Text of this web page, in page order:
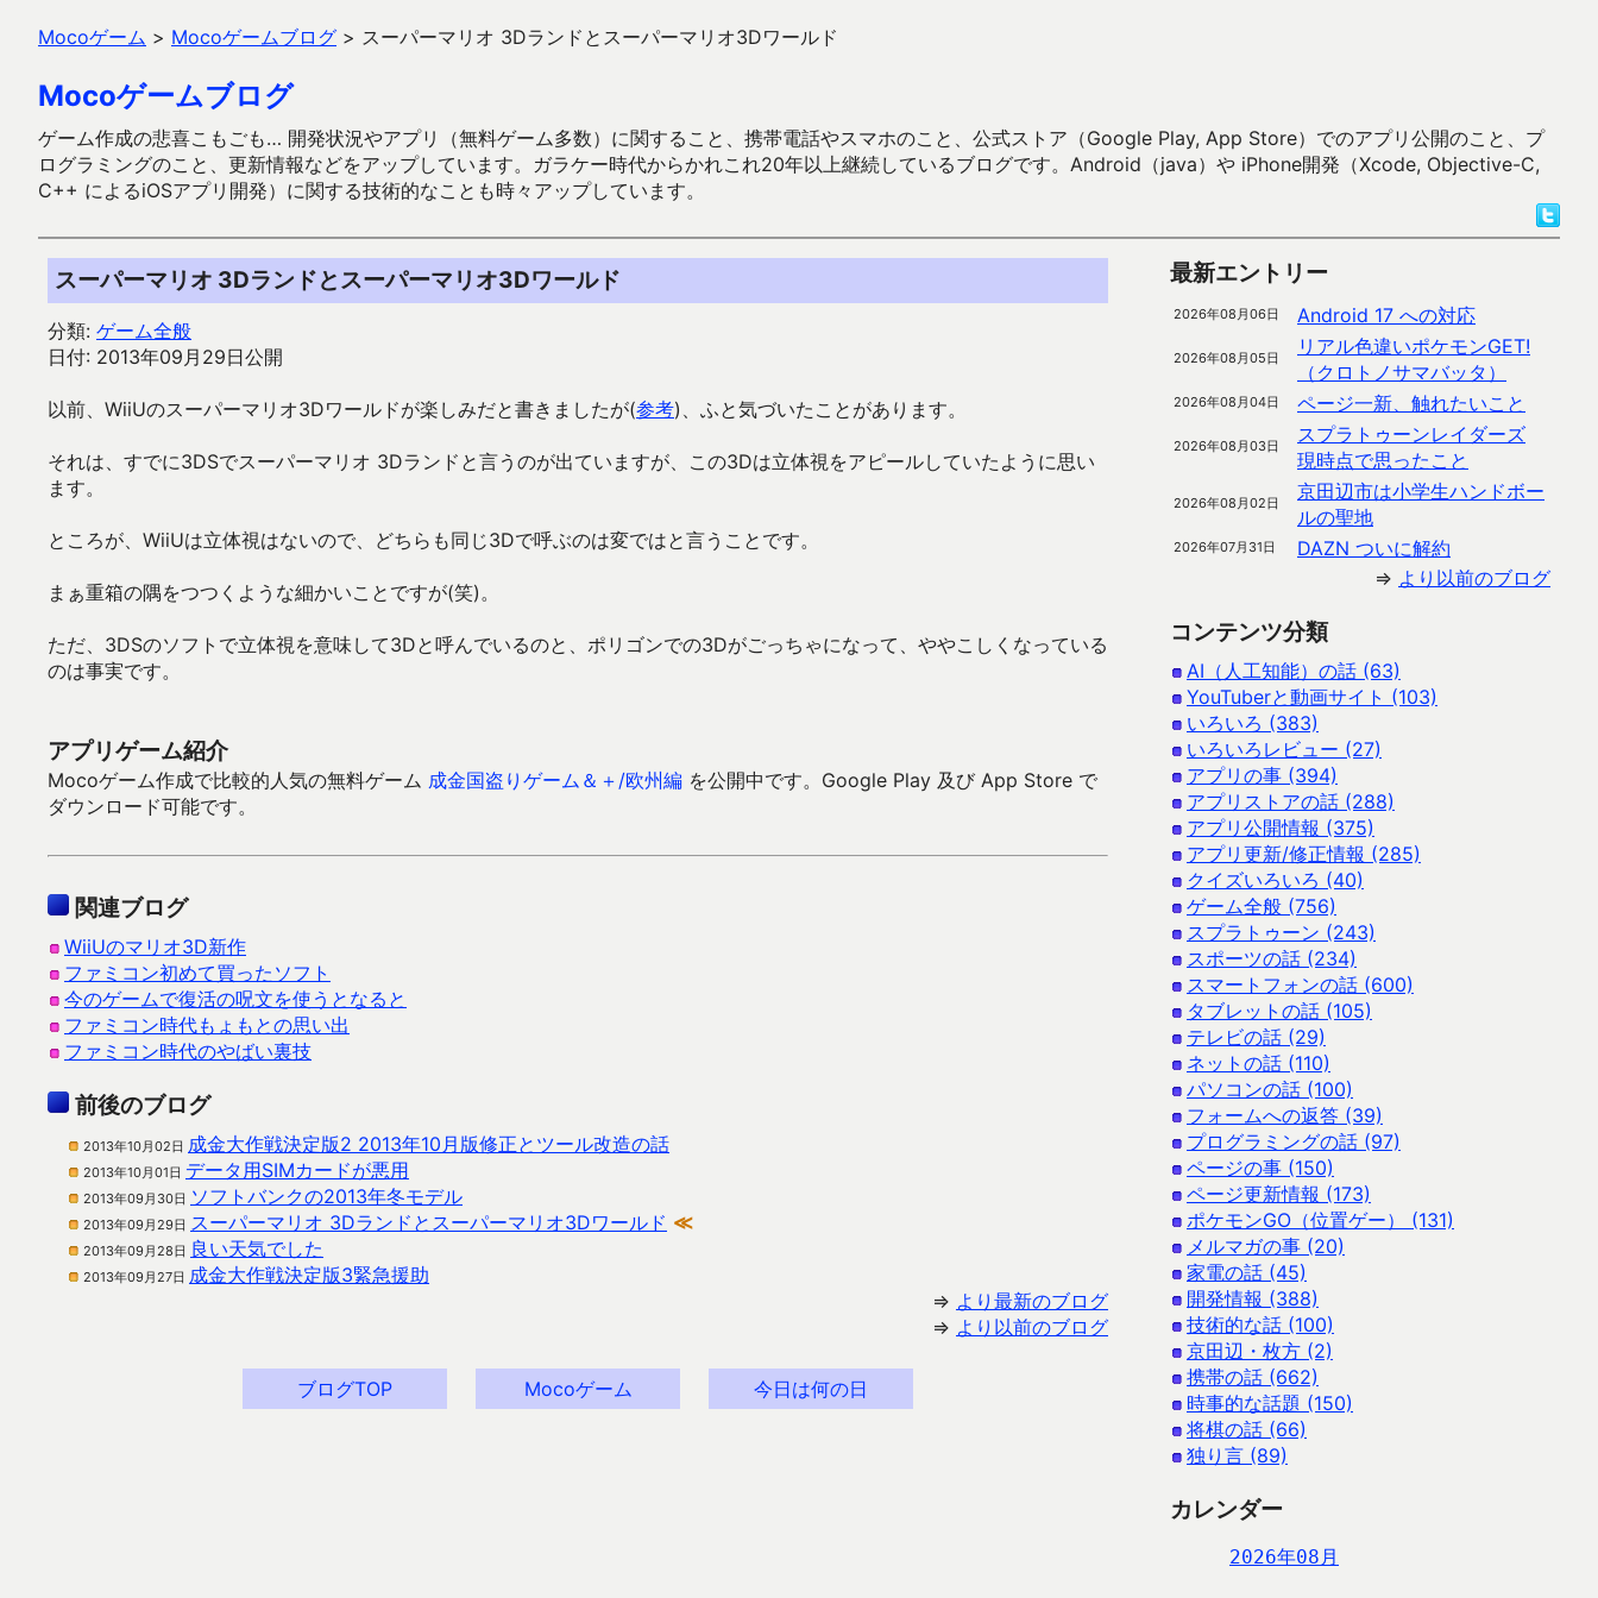
Mocoゲーム > Mocoゲームブログ > スーパーマリオ 3Dランドとスーパーマリオ3Dワールド
Mocoゲームブログ
ゲーム作成の悲喜こもごも… 開発状況やアプリ（無料ゲーム多数）に関すること、携帯電話やスマホのこと、公式ストア（Google Play, App Store）でのアプリ公開のこと、プ
ログラミングのこと、更新情報などをアップしています。ガラケー時代からかれこれ20年以上継続しているブログです。Android（java）や iPhone開発（Xcode, Objective-C,
C++ によるiOSアプリ開発）に関する技術的なことも時々アップしています。
スーパーマリオ 3Dランドとスーパーマリオ3Dワールド
分類: ゲーム全般
日付: 2013年09月29日公開
以前、WiiUのスーパーマリオ3Dワールドが楽しみだと書きましたが(参考)、ふと気づいたことがあります。
それは、すでに3DSでスーパーマリオ 3Dランドと言うのが出ていますが、この3Dは立体視をアピールしていたように思い
ます。
ところが、WiiUは立体視はないので、どちらも同じ3Dで呼ぶのは変ではと言うことです。
まぁ重箱の隅をつつくような細かいことですが(笑)。
ただ、3DSのソフトで立体視を意味して3Dと呼んでいるのと、ポリゴンでの3Dがごっちゃになって、ややこしくなっている
のは事実です。
アプリゲーム紹介
Mocoゲーム作成で比較的人気の無料ゲーム 成金国盗りゲーム＆＋/欧州編 を公開中です。Google Play 及び App Store で
ダウンロード可能です。
関連ブログ
WiiUのマリオ3D新作
ファミコン初めて買ったソフト
今のゲームで復活の呪文を使うとなると
ファミコン時代もょもとの思い出
ファミコン時代のやばい裏技
前後のブログ
2013年10月02日 成金大作戦決定版2 2013年10月版修正とツール改造の話
2013年10月01日 データ用SIMカードが悪用
2013年09月30日 ソフトバンクの2013年冬モデル
2013年09月29日 スーパーマリオ 3Dランドとスーパーマリオ3Dワールド ≪
2013年09月28日 良い天気でした
2013年09月27日 成金大作戦決定版3緊急援助
⇒ より最新のブログ
⇒ より以前のブログ
ブログTOP Mocoゲーム 今日は何の日
最新エントリー
2026年08月06日 Android 17 への対応
2026年08月05日
リアル色違いポケモンGET!
（クロトノサマバッタ）
2026年08月04日 ページ一新、触れたいこと
2026年08月03日
スプラトゥーンレイダーズ
現時点で思ったこと
2026年08月02日
京田辺市は小学生ハンドボー
ルの聖地
2026年07月31日
DAZN ついに解約
⇒ より以前のブログ
コンテンツ分類
AI（人工知能）の話 (63)
YouTuberと動画サイト (103)
いろいろ (383)
いろいろレビュー (27)
アプリの事 (394)
アプリストアの話 (288)
アプリ公開情報 (375)
アプリ更新/修正情報 (285)
クイズいろいろ (40)
ゲーム全般 (756)
スプラトゥーン (243)
スポーツの話 (234)
スマートフォンの話 (600)
タブレットの話 (105)
テレビの話 (29)
ネットの話 (110)
パソコンの話 (100)
フォームへの返答 (39)
プログラミングの話 (97)
ページの事 (150)
ページ更新情報 (173)
ポケモンGO（位置ゲー） (131)
メルマガの事 (20)
家電の話 (45)
開発情報 (388)
技術的な話 (100)
京田辺・枚方 (2)
携帯の話 (662)
時事的な話題 (150)
将棋の話 (66)
独り言 (89)
カレンダー
2026年08月